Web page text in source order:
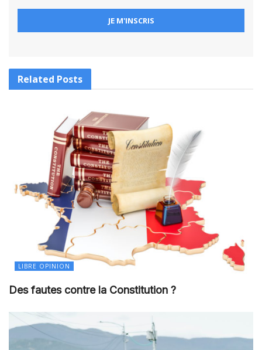
Related Posts
LIBRE OPINION
Des fautes contre la Constitution ?